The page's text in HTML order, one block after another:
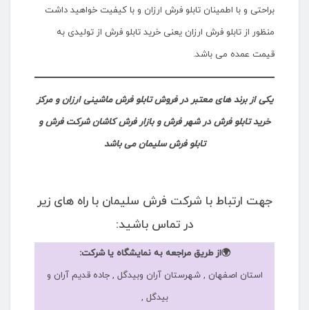
براحتی و با اطمینان تابلو فرش ارزان و با کیفیت خواهید داشت
منظور از تابلو فرش ارزان یعنی خرید تابلو فرش از تولیدی به
قیمت عمده می باشد.
یکی از برند های معتبر در فروش تابلو فرش ماشینی ارزان و مرکز
خرید تابلو فرش در شهر فرش و بازار فرش کاشان شرکت فرش و
تابلو فرش سلیمان می باشد
جهت ارتباط با شرکت فرش سلیمان با راه های زیر
در تماس باشید:
🌍از طریق مراجعه به نمایشگاه یا شرکت:
استان اصفهان , شهرستان آران وبیدگل , جاده قدیم آران و
بیدگل ,